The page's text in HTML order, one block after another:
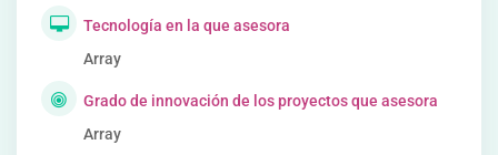
Tecnología en la que asesora
Array
Grado de innovación de los proyectos que asesora
Array